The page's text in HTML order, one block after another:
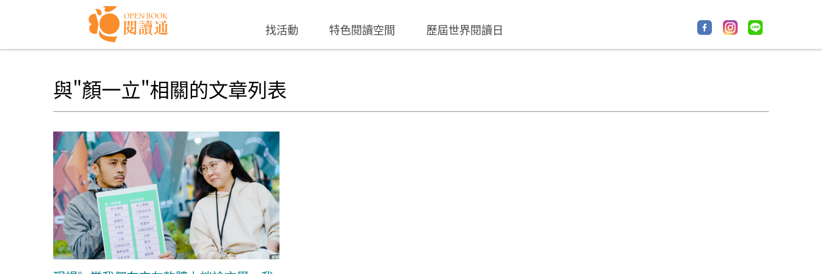
找活動 特色閱讀空間 歷屆世界閱讀日
與"顏一立"相關的文章列表